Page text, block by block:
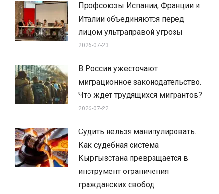
Профсоюзы Испании, Франции и
Италии объединяются перед
лицом ультраправой угрозы
2026-07-23
В России ужесточают
миграционное законодательство.
Что ждет трудящихся мигрантов?
2026-07-22
Судить нельзя манипулировать.
Как судебная система
Кыргызстана превращается в
инструмент ограничения
гражданских свобод